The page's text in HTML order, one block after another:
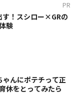
PR
す！スシロー×GRの
験
ゃんにポテチって正
休をとってみたら